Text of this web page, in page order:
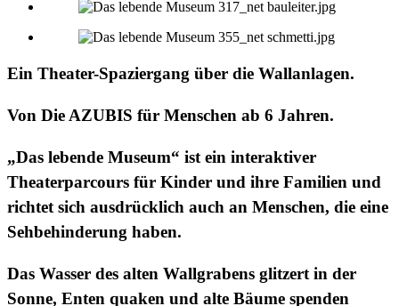
Ein Theater-Spaziergang über die Wallanlagen.
Von Die AZUBIS für Menschen ab 6 Jahren.
„Das lebende Museum“ ist ein interaktiver
Theaterparcours für Kinder und ihre Familien und
richtet sich ausdrücklich auch an Menschen, die eine
Sehbehinderung haben.
Das Wasser des alten Wallgrabens glitzert in der
Sonne, Enten quaken und alte Bäume spenden